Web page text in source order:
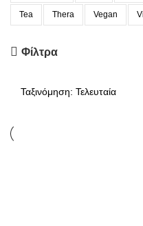
Tea Thera Vegan
Φίλτρα